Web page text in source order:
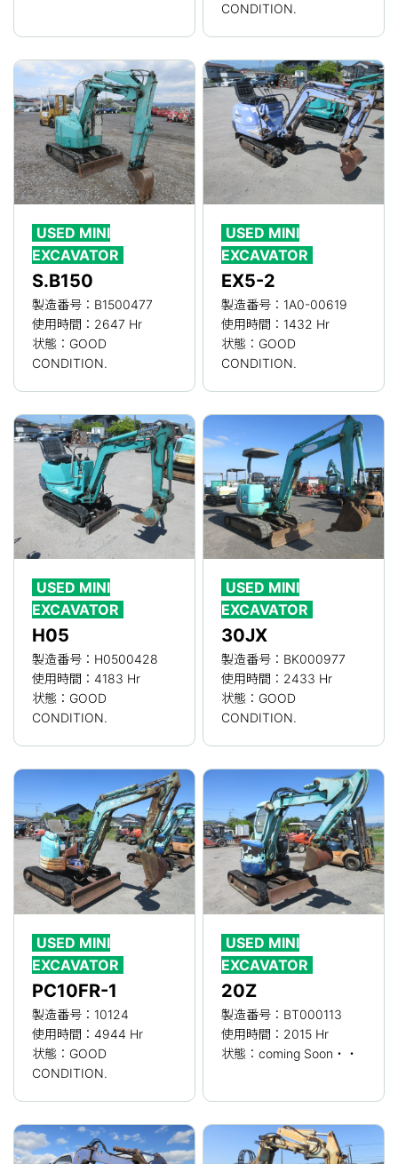
CONDITION.
USED MINI
EXCAVATOR
S.B150
製造番号：B1500477
使用時間：2647 Hr
状態：GOOD
CONDITION.
USED MINI
EXCAVATOR
EX5-2
製造番号：1A0-00619
使用時間：1432 Hr
状態：GOOD
CONDITION.
USED MINI
EXCAVATOR
H05
製造番号：H0500428
使用時間：4183 Hr
状態：GOOD
CONDITION.
USED MINI
EXCAVATOR
30JX
製造番号：BK000977
使用時間：2433 Hr
状態：GOOD
CONDITION.
USED MINI
EXCAVATOR
PC10FR-1
製造番号：10124
使用時間：4944 Hr
状態：GOOD
CONDITION.
USED MINI
EXCAVATOR
20Z
製造番号：BT000113
使用時間：2015 Hr
状態：coming Soon・・